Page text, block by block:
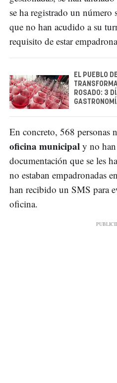
se ha registrado un
que no han acudido a su
requisito de estar
EL PUEBLO
ROSADO: 3
En concreto, 568 personas
oficina municipal y no
documentación que se les
no estaban empadronadas
han recibido un SMS para
oficina.